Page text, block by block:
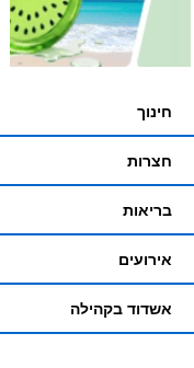
חינוך
חצרות
בריאות
אירועים
אשדוד בקהילה